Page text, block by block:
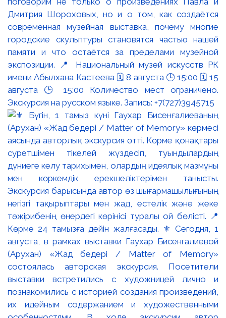
Дмитрия Шороховых, но и о том, как создаётся
современная музейная выставка, почему многие
городские скульптуры становятся частью нашей
памяти и что остаётся за пределами музейной
экспозиции. 📍 Национальный музей искусств РК
имени Абылхана Кастеева 🗓 8 августа 🕒 15:00 🗓 15
августа 🕒 15:00 Количество мест ограничено.
Экскурсия на русском языке. Запись: +7(727)3945715